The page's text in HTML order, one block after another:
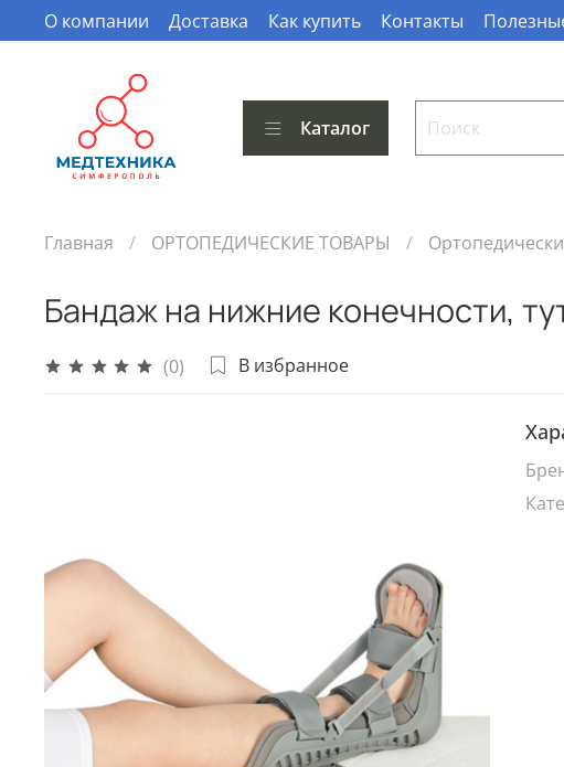
О компании Доставка Как купить Контакты
Каталог
Главная ОРТОПЕДИЧЕСКИЕ ТОВАРЫ
Бандаж на нижние конечности,
(0) В избранное